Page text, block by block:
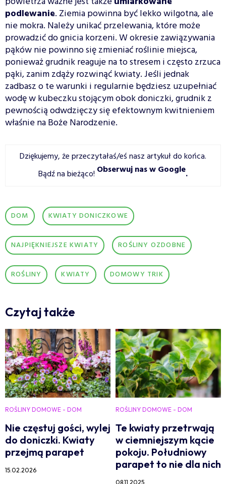
podlewanie. Ziemia powinna być lekko wilgotna, ale
nie mokra. Należy unikać przelewania, które może
prowadzić do gnicia korzeni. W okresie zawiązywania
pąków nie powinno się zmieniać roślinie miejsca,
ponieważ grudnik reaguje na to stresem i często zrzuca
pąki, zanim zdąży rozwinąć kwiaty. Jeśli jednak
zadbasz o te warunki i regularnie będziesz uzupełniać
wodę w kubeczku stojącym obok doniczki, grudnik z
pewnością odwdzięczy się efektownym kwitnieniem
właśnie na Boże Narodzenie.
Dziękujemy, że przeczytałaś/eś nasz artykuł do końca.
Bądź na bieżąco! Obserwuj nas w Google.
DOM KWIATY DONICZKOWE
NAJPIĘKNIEJSZE KWIATY ROŚLINY OZDOBNE
ROŚLINY KWIATY DOMOWY TRIK
Czytaj także
ROŚLINY DOMOWE - DOM
Nie częstuj gości, wylej
do doniczki. Kwiaty
przejmą parapet
15.02.2026
ROŚLINY DOMOWE - DOM
Te kwiaty przetrwają
w ciemniejszym kącie
pokoju. Południowy
parapet to nie dla nich
08.11.2025